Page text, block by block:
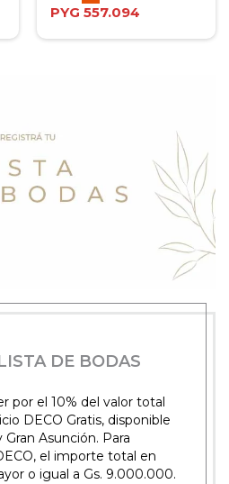
PYG 557.094
DE BODAS
por el 10% del valor total
DECO Gratis, disponible
Asunción. Para
el importe total en
o igual a Gs. 9.000.000.